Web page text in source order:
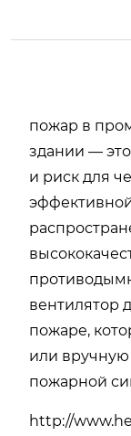
пожар в
здании —
и риск для
вентилятор
пожаре,
или
пожарной
http://